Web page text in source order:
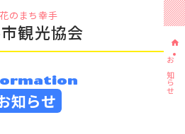
花のまち幸手
観光協会
お知らせ
知らせ